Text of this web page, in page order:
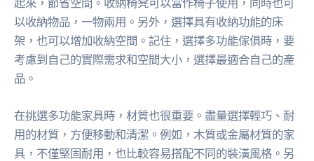
以收納物品，一物兩用。另外，選擇具有收納功能的床
架，也可以增加收納空間。記住，選擇多功能傢俱時，要
考慮到自己的實際需求和空間大小，選擇最適合自己的產
品。
在挑選多功能家具時，材質也很重要。盡量選擇輕巧、耐
用的材質，方便移動和清潔。例如，木質或金屬材質的家
具，不僅堅固耐用，也比較容易搭配不同的裝潢風格。另